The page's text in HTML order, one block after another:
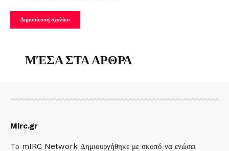
ΜΈΣΑ ΣΤΑ ΑΡΘΡΑ
Mirc.gr
Tο mIRC Network Δημιουργήθηκε με σκοπό να ενώσει